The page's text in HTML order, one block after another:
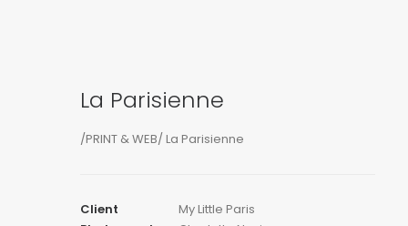
La Parisienne
/PRINT & WEB/ La Parisienne
Client
My Little Paris